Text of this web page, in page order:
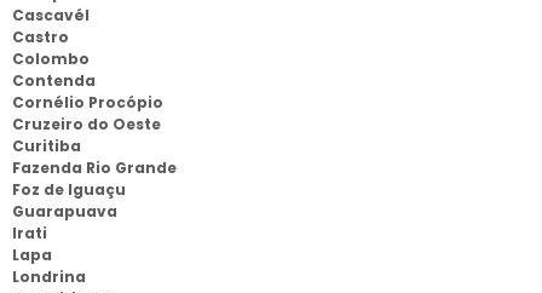
Cascavél
Castro
Colombo
Contenda
Cornélio Procópio
Cruzeiro do Oeste
Curitiba
Fazenda Rio Grande
Foz de Iguaçu
Guarapuava
Irati
Lapa
Londrina